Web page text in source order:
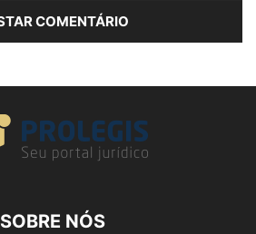
SOBRE NÓS